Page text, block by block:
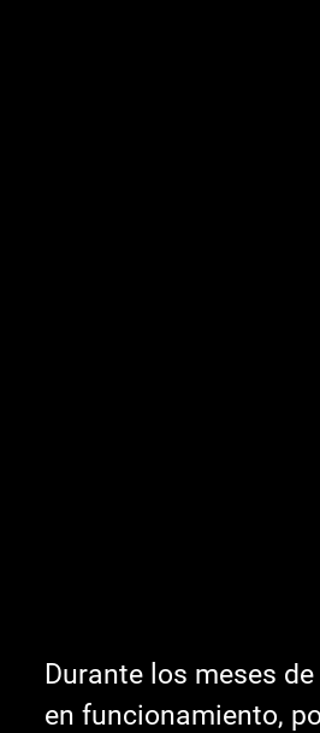
Durante los meses
en funcionamiento,